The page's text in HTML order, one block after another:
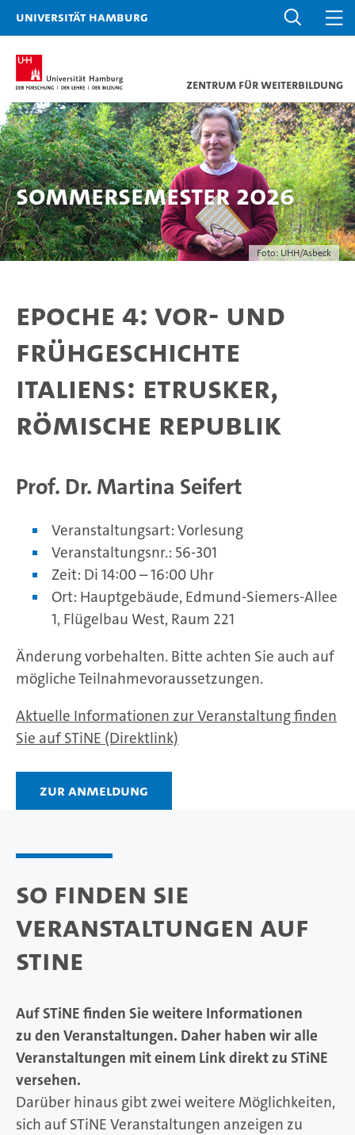
Universität Hamburg
Zentrum für Weiterbildung
Foto: UHH/Asbeck
Sommersemester 2026
Epoche 4: Vor- und
Frühgeschichte
Italiens: Etrusker,
römische Republik
Prof. Dr. Martina Seifert
Veranstaltungsart: Vorlesung
Veranstaltungsnr.: 56-301
Zeit: Di 14:00 – 16:00 Uhr
Ort: Hauptgebäude, Edmund-Siemers-Allee
1, Flügelbau West, Raum 221
Änderung vorbehalten. Bitte achten Sie auch auf
mögliche Teilnahmevoraussetzungen.
Aktuelle Informationen zur Veranstaltung finden
Sie auf STiNE (Direktlink)
Zur Anmeldung
So finden Sie
Veranstaltungen auf
STiNE
Auf STiNE finden Sie weitere Informationen
zu den Veranstaltungen. Daher haben wir alle
Veranstaltungen mit einem Link direkt zu STiNE
versehen.
Darüber hinaus gibt zwei weitere Möglichkeiten,
sich auf STiNE Veranstaltungen anzeigen zu